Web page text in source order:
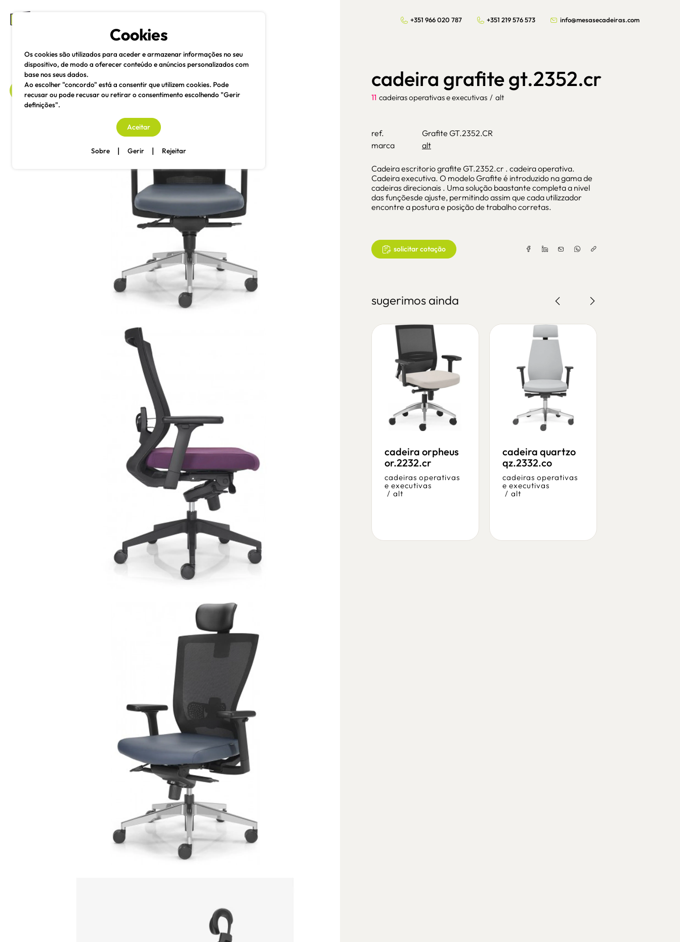
+351 966 020 787 +351 219 576 573 info@mesasecadeiras.com
cadeira grafite gt.2352.cr
11 cadeiras operativas e executivas / alt
ref.
Grafite GT.2352.CR
marca
alt
Cadeira escritorio grafite GT.2352.cr . cadeira operativa.
Cadeira executiva. O modelo Grafite é introduzido na gama de
cadeiras direcionais . Uma solução baastante completa a nivel
das funçõesde ajuste, permitindo assim que cada utilizzador
encontre a postura e posição de trabalho corretas.
solicitar cotação
sugerimos ainda
cadeira 3550
35.2220.pr
cadeiras operativas
e executivas
cadeira orpheus
or.2232.cr
cadeiras operativas
e executivas
/ alt
cadeira quartzo
qz.2332.co
cadeiras operativas
e executivas
/ alt
Cookies
Os cookies são utilizados para aceder e armazenar informações no seu
dispositivo, de modo a oferecer conteúdo e anúncios personalizados com
base nos seus dados.
Ao escolher "concordo" está a consentir que utilizem cookies. Pode
recusar ou pode recusar ou retirar o consentimento escolhendo "Gerir
definições".
Aceitar
Sobre | Gerir | Rejeitar